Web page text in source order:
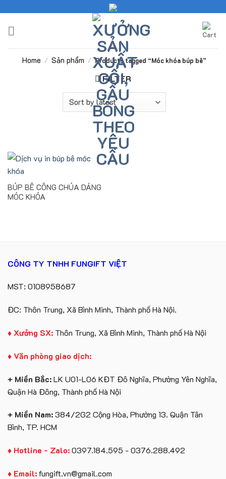
content
Home / Sản phẩm / Products tagged “Móc khóa búp bê”
FILTER
BÚP BÊ CÔNG CHÚA DÁNG
MÓC KHÓA
CÔNG TY TNHH FUNGIFT VIỆT
MST: 0108958687
ĐC: Thôn Trung, Xã Bình Minh, Thành phố Hà Nội.
♦ Xưởng SX: Thôn Trung, Xã Bình Minh, Thành phố Hà Nội
♦ Văn phòng giao dịch:
+ Miền Bắc:LK U01-L06 KĐT Đô Nghĩa, Phường Yên Nghĩa,
Quận Hà Đông, Thành phố Hà Nội
+ Miền Nam:384/2G2 Cộng Hòa, Phường 13. Quận Tân
Bình, TP. HCM
♦ Hotline - Zalo:0397.184.595 - 0376.288.492
♦ Email:fungift.vn@gmail.com